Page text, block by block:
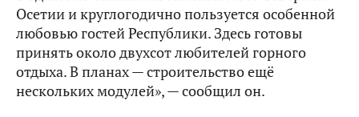
Осетии и круглогодично пользуется особенной
любовью гостей Республики. Здесь готовы
принять около двухсот любителей горного
отдыха. В планах — строительство ещё
нескольких модулей», — сообщил он.